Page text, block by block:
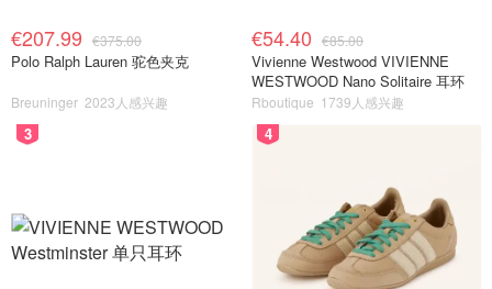
€207.99 €375.00
Polo Ralph Lauren 驼色夹克
Breuninger 2023人感兴趣
€54.40 €85.00
Vivienne Westwood VIVIENNE
WESTWOOD Nano Solitaire 耳环
Rboutique 1739人感兴趣
3 4